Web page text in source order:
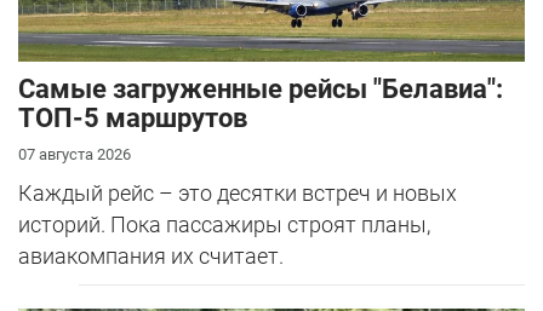
Самые загруженные рейсы "Белавиа":
ТОП-5 маршрутов
07 августа 2026
Каждый рейс – это десятки встреч и новых
историй. Пока пассажиры строят планы,
авиакомпания их считает.